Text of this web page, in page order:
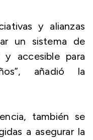
y alianzas
un sistema de
y accesible para
añadió la
también se
a asegurar la